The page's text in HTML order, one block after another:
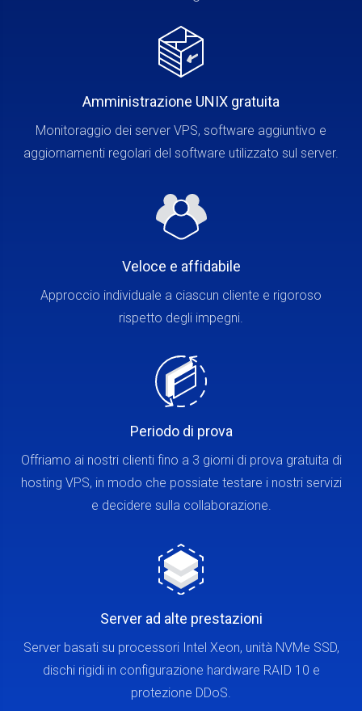
Amministrazione UNIX gratuita
Monitoraggio dei server VPS, software aggiuntivo e
aggiornamenti regolari del software utilizzato sul server.
Veloce e affidabile
Approccio individuale a ciascun cliente e rigoroso
rispetto degli impegni.
Periodo di prova
Offriamo ai nostri clienti fino a 3 giorni di prova gratuita di
hosting VPS, in modo che possiate testare i nostri servizi
e decidere sulla collaborazione.
Server ad alte prestazioni
Server basati su processori Intel Xeon, unità NVMe SSD,
dischi rigidi in configurazione hardware RAID 10 e
protezione DDoS.